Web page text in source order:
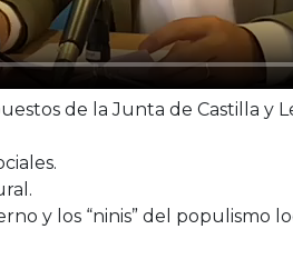
de la Junta de Castilla y
y los “ninis” del populismo